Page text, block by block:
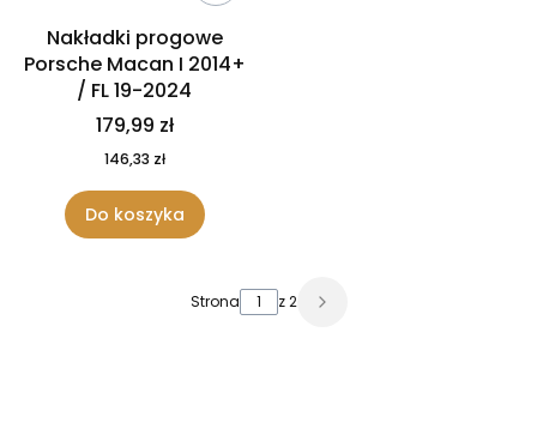
Nakładki progowe
Porsche Macan I 2014+
/ FL 19-2024
179,99 zł
146,33 zł
Do koszyka
Strona z 2